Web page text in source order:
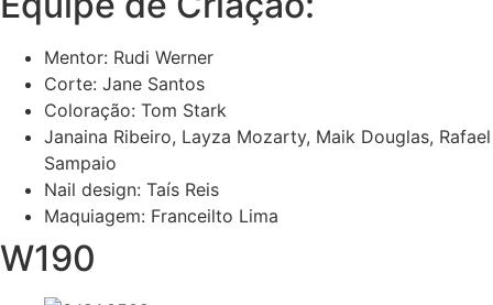
Mentor: Rudi Werner
Corte: Jane Santos
Coloração: Tom Stark
Janaina Ribeiro, Layza Mozarty, Maik Douglas, Rafael
Sampaio
Nail design: Taís Reis
Maquiagem: Franceilto Lima
W190